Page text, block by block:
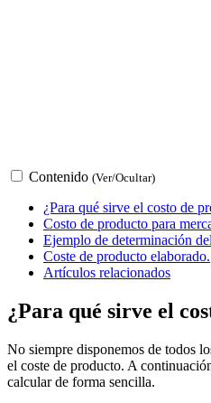
Contenido (Ver/Ocultar)
¿Para qué sirve el costo de
Costo de producto para
Ejemplo de determinación
Coste de producto elaborado.
Artículos relacionados
¿Para qué sirve el
No siempre disponemos de todos
el coste de producto. A
calcular de forma sencilla.